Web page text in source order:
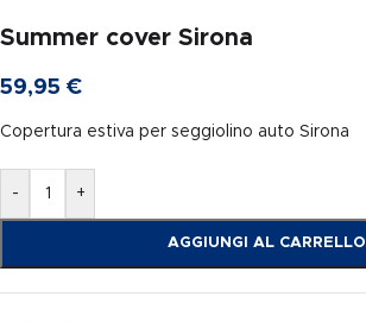
Summer cover Sirona
59,95 €
Copertura estiva per seggiolino auto Sirona
- +
AGGIUNGI AL CARRELLO